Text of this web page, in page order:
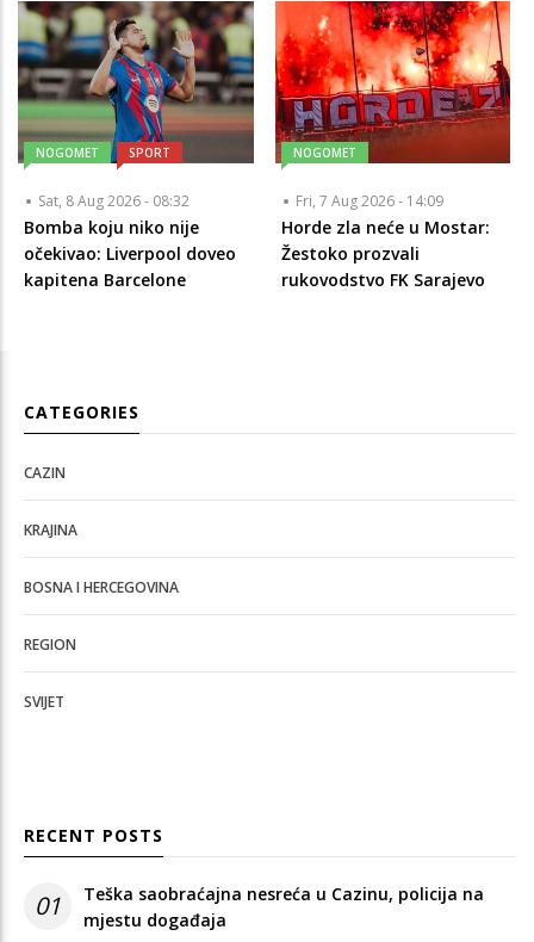
NOGOMET SPORT
Sat, 8 Aug 2026 - 08:32
Bomba koju niko nije
očekivao: Liverpool doveo
kapitena Barcelone
NOGOMET
Fri, 7 Aug 2026 - 14:09
Horde zla neće u Mostar:
Žestoko prozvali
rukovodstvo FK Sarajevo
CATEGORIES
CAZIN
KRAJINA
BOSNA I HERCEGOVINA
REGION
SVIJET
RECENT POSTS
01
Teška saobraćajna nesreća u Cazinu, policija na
mjestu događaja